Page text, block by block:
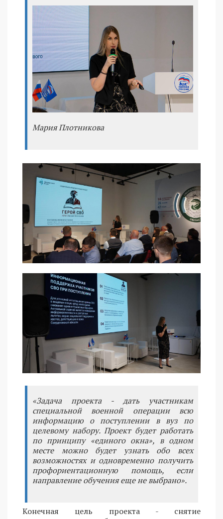
Мария Плотникова
«Задача проекта - дать участникам
специальной военной операции всю
информацию о поступлении в вуз по
целевому набору. Проект будет работать
по принципу «единого окна», в одном
месте можно будет узнать обо всех
возможностях и одновременно получить
профориентационную помощь, если
направление обучения еще не выбрано».
Конечная цель проекта - снятие